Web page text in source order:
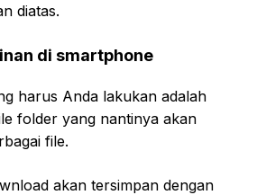
diatas.
di smartphone
harus Anda lakukan adalah
folder yang nantinya akan
file.
akan tersimpan dengan